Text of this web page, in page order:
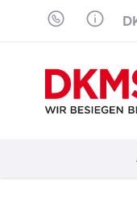
Skip to content